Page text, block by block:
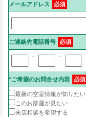
メールアドレス 必須
ご連絡先電話番号 必須
- -
*ご希望のお問合せ内容 必須
最新の空室情報が知りたい
このお部屋が見たい
来店相談を希望する